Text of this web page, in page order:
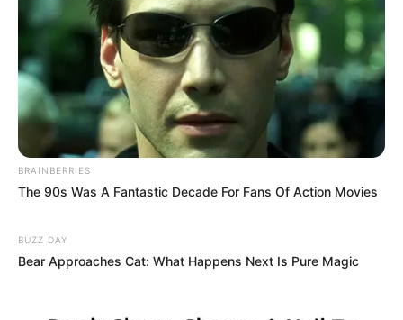
BRAINBERRIES
The 90s Was A Fantastic Decade For Fans Of Action Movies
BUZZ DAY
Bear Approaches Cat: What Happens Next Is Pure Magic